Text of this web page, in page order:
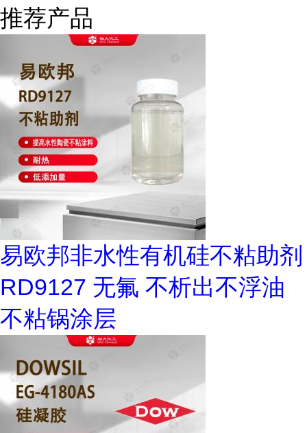
推荐产品
易欧邦非水性有机硅不粘助剂
RD9127 无氟 不析出不浮油
不粘锅涂层